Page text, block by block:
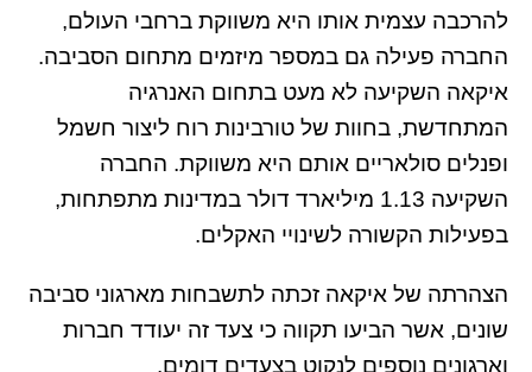
להרכבה עצמית אותו היא משווקת ברחבי העולם,
החברה פעילה גם במספר מיזמים מתחום הסביבה.
איקאה השקיעה לא מעט בתחום האנרגיה
המתחדשת, בחוות של טורבינות רוח ליצור חשמל
ופנלים סולאריים אותם היא משווקת. החברה
השקיעה 1.13 מיליארד דולר במדינות מתפתחות,
בפעילות הקשורה לשינויי האקלים.
הצהרתה של איקאה זכתה לתשבחות מארגוני סביבה
שונים, אשר הביעו תקווה כי צעד זה יעודד חברות
וארגונים נוספים לנקוט בצעדים דומים.